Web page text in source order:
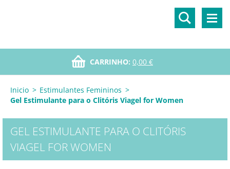
CARRINHO: 0,00 €
Inicio > Estimulantes Femininos >
Gel Estimulante para o Clitóris Viagel for Women
GEL ESTIMULANTE PARA O CLITÓRIS
VIAGEL FOR WOMEN